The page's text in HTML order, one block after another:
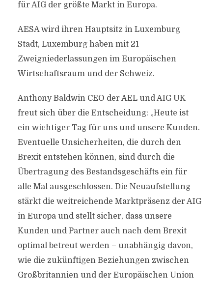
für AIG der größte Markt in Europa.
AESA wird ihren Hauptsitz in Luxemburg
Stadt, Luxemburg haben mit 21
Zweigniederlassungen im Europäischen
Wirtschaftsraum und der Schweiz.
Anthony Baldwin CEO der AEL und AIG UK
freut sich über die Entscheidung: „Heute ist
ein wichtiger Tag für uns und unsere Kunden.
Eventuelle Unsicherheiten, die durch den
Brexit entstehen können, sind durch die
Übertragung des Bestandsgeschäfts ein für
alle Mal ausgeschlossen. Die Neuaufstellung
stärkt die weitreichende Marktpräsenz der AIG
in Europa und stellt sicher, dass unsere
Kunden und Partner auch nach dem Brexit
optimal betreut werden – unabhängig davon,
wie die zukünftigen Beziehungen zwischen
Großbritannien und der Europäischen Union